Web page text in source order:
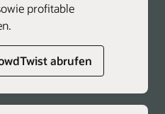
profitable
abrufen